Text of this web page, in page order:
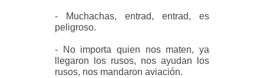
- Muchachas, entrad, entrad, es
peligroso.
- No importa quien nos maten, ya
llegaron los rusos, nos ayudan los
rusos, nos mandaron aviación.